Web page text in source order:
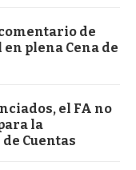
de
plena Cena de
el FA no
la
Cuentas